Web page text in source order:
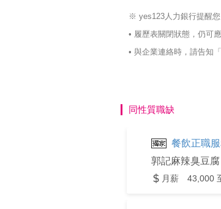
※ yes123人力銀行提醒您
• 履歷表關閉狀態，仍可
• 與企業連絡時，請告知
同性質職缺
餐飲正職
郭記麻辣臭豆腐
月薪 43,000